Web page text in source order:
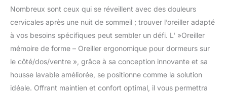
Nombreux sont ceux qui se réveillent avec des douleurs
cervicales après une nuit de sommeil ; trouver l’oreiller adapté
à vos besoins spécifiques peut sembler un défi. L' »Oreiller
mémoire de forme – Oreiller ergonomique pour dormeurs sur
le côté/dos/ventre », grâce à sa conception innovante et sa
housse lavable améliorée, se positionne comme la solution
idéale. Offrant maintien et confort optimal, il vous permettra